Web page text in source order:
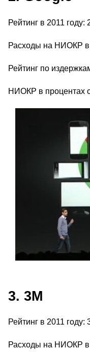
Рейтинг в 2011 году:
Расходы на НИОКР в
Рейтинг по
НИОКР в процентах
3. 3M
Рейтинг в 2011 году:
Расходы на НИОКР в